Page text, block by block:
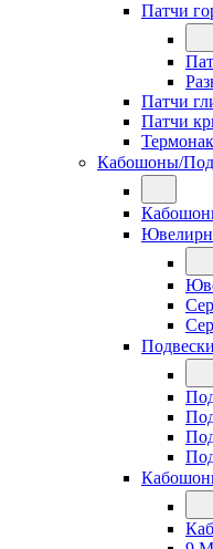
Патчи
Патчи
Патчи
Кабошоны/